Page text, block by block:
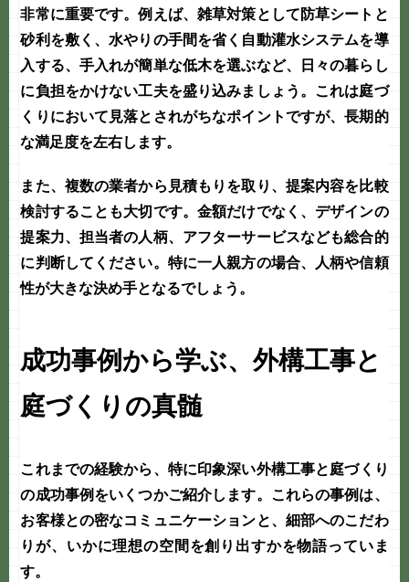
非常に重要です。例えば、雑草対策として防草シートと
砂利を敷く、水やりの手間を省く自動灌水システムを導
入する、手入れが簡単な低木を選ぶなど、日々の暮らし
に負担をかけない工夫を盛り込みましょう。これは庭づ
くり において見落とされがちなポイントですが、長期的
な満足度を左右します。
また、複数の業者から見積もりを取り、提案内容を比較
検討することも大切です。金額だけでなく、デザインの
提案力、担当者の人柄、アフターサービスなども総合的
に判断してください。特に一人親方の場合、人柄や信頼
性が大きな決め手となるでしょう。
成功事例から学ぶ、外構工事と
庭づくりの真髄
これまでの経験から、特に印象深い外構工事と庭づくり
の成功事例をいくつかご紹介します。これらの事例は、
お客様との密なコミュニケーションと、細部へのこだわ
りが、いかに理想の空間を創り出すかを物語っていま
す。